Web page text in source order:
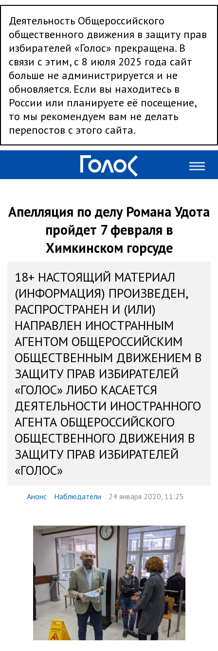
Деятельность Общероссийского
общественного движения в защиту прав
избирателей «Голос» прекращена. В
связи с этим, с 8 июля 2025 года сайт
больше не администрируется и не
обновляется. Если вы находитесь в
России или планируете её посещение,
то мы рекомендуем вам не делать
перепостов с этого сайта.
Апелляция по делу Романа Удота
пройдет 7 февраля в
Химкинском горсуде
18+ НАСТОЯЩИЙ МАТЕРИАЛ
(ИНФОРМАЦИЯ) ПРОИЗВЕДЕН,
РАСПРОСТРАНЕН И (ИЛИ)
НАПРАВЛЕН ИНОСТРАННЫМ
АГЕНТОМ ОБЩЕРОССИЙСКИМ
ОБЩЕСТВЕННЫМ ДВИЖЕНИЕМ В
ЗАЩИТУ ПРАВ ИЗБИРАТЕЛЕЙ
«ГОЛОС» ЛИБО КАСАЕТСЯ
ДЕЯТЕЛЬНОСТИ ИНОСТРАННОГО
АГЕНТА ОБЩЕРОССИЙСКОГО
ОБЩЕСТВЕННОГО ДВИЖЕНИЯ В
ЗАЩИТУ ПРАВ ИЗБИРАТЕЛЕЙ
«ГОЛОС»
Анонс Наблюдатели 24 января 2020, 11:25